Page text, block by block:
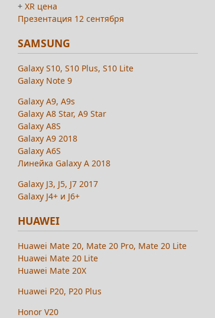
+ XR цена
Презентация 12 сентября
SAMSUNG
Galaxy S10, S10 Plus, S10 Lite
Galaxy Note 9
Galaxy A9, A9s
Galaxy A8 Star, A9 Star
Galaxy A8S
Galaxy A9 2018
Galaxy A6S
Линейка Galaxy A 2018
Galaxy J3, J5, J7 2017
Galaxy J4+ и J6+
HUAWEI
Huawei Mate 20, Mate 20 Pro, Mate 20 Lite
Huawei Mate 20 Lite
Huawei Mate 20X
Huawei P20, P20 Plus
Honor V20